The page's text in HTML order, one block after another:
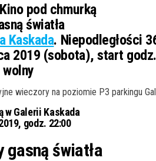
Kino pod chmurką
światła
Kaskada. Niepodległości
2019 (sobota), start
wieczory na poziomie P3 parkingu
w Galerii Kaskada
godz. 22:00
światła